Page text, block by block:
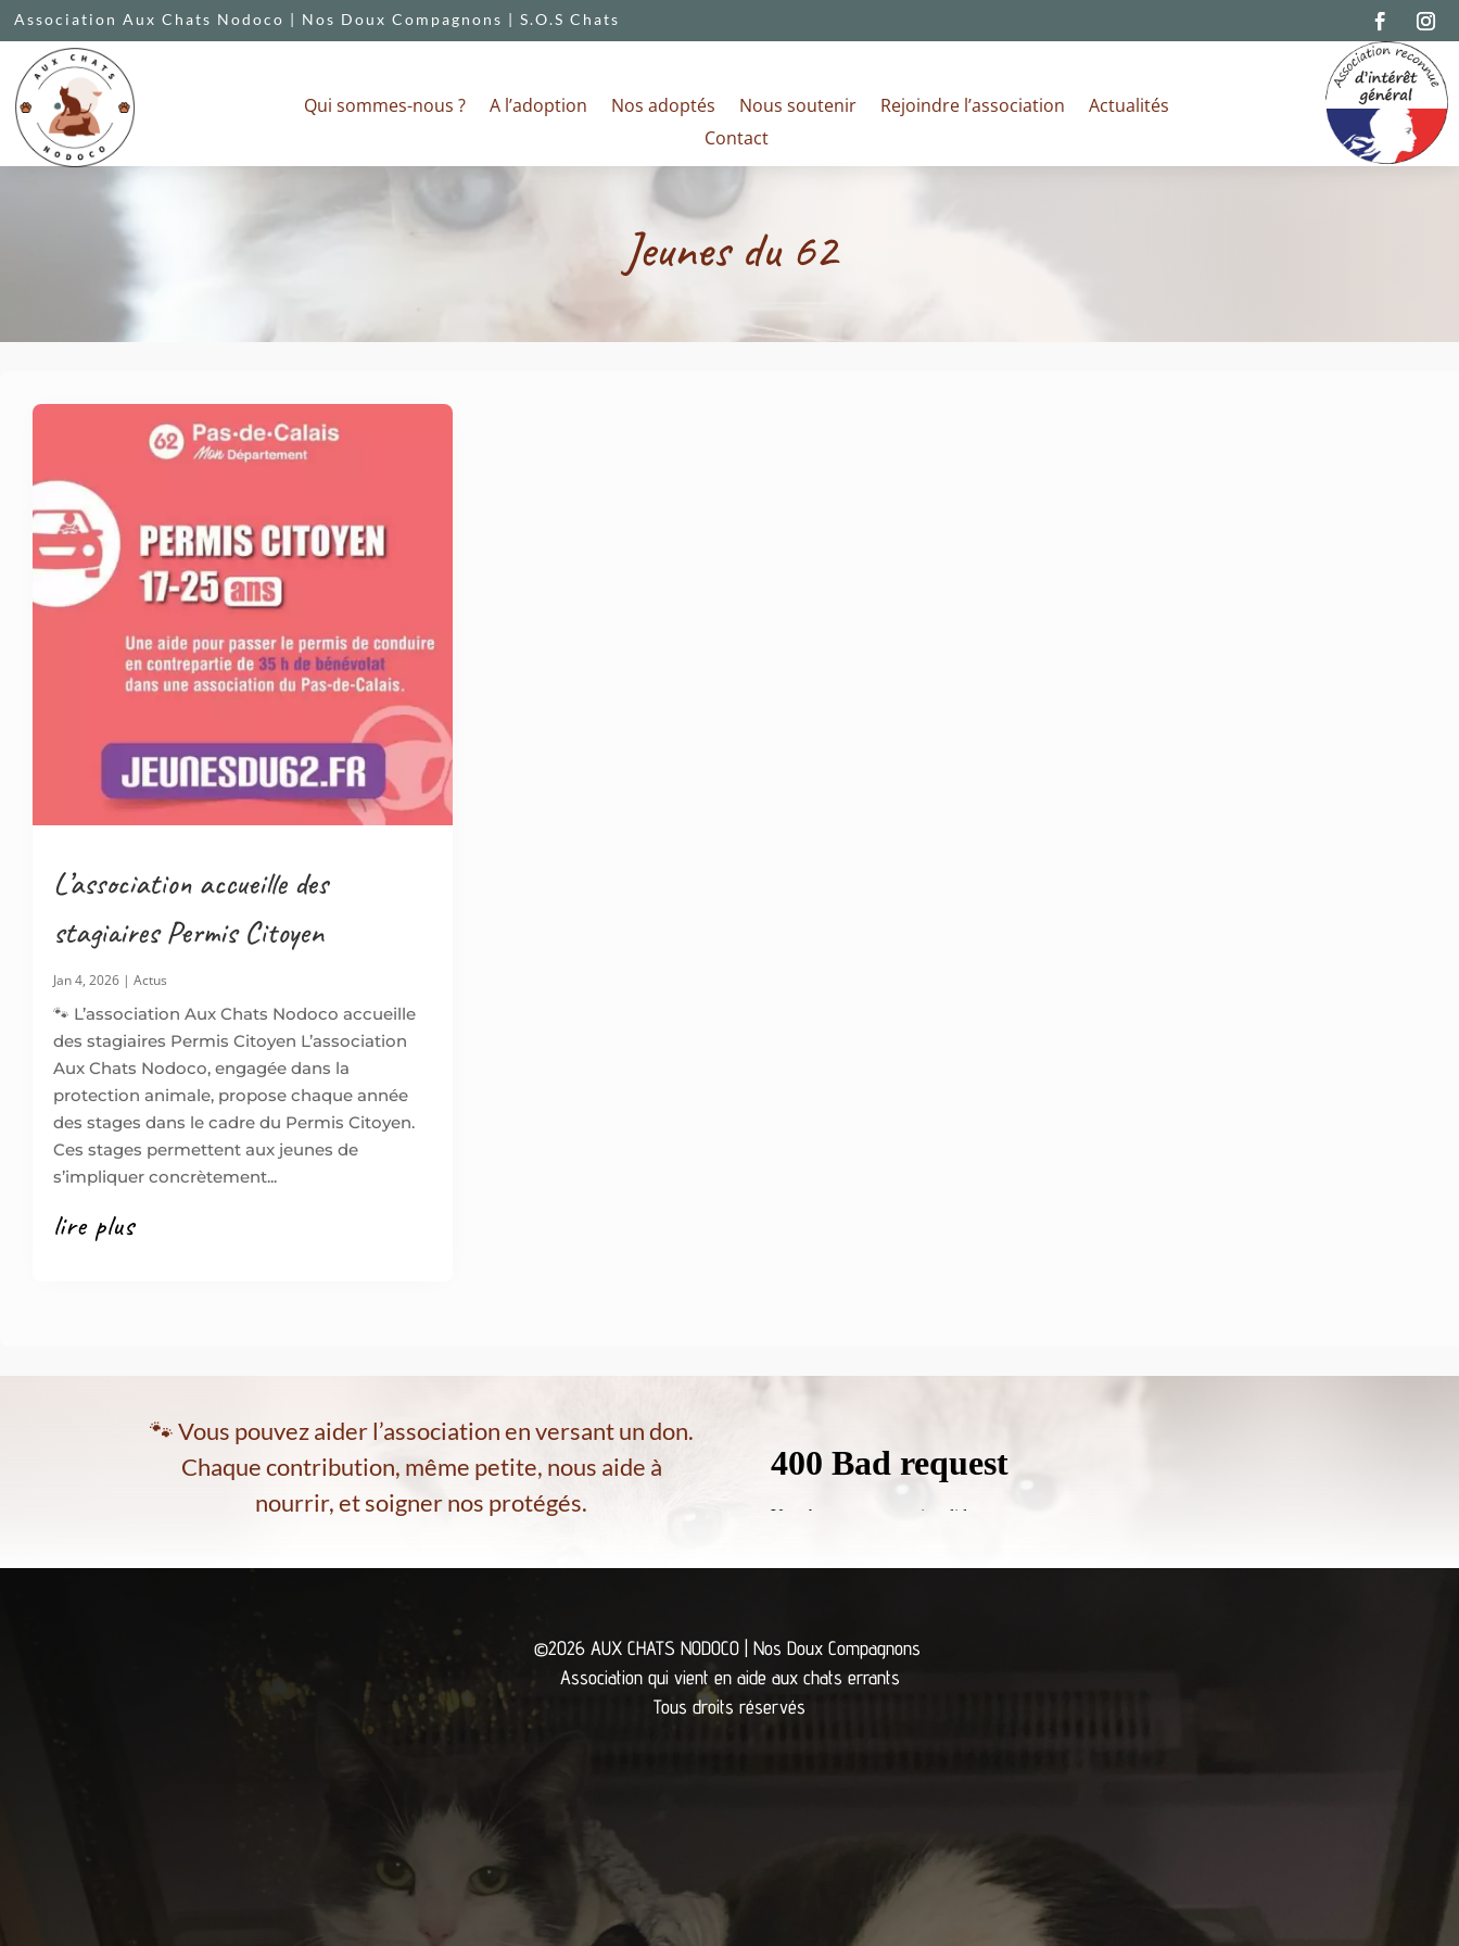
Association Aux Chats Nodoco | Nos Doux Compagnons | S.O.S Chats
Qui sommes-nous ? A l’adoption Nos adoptés Nous soutenir Rejoindre l’association
Actualités
Contact
Jeunes du 62
L’association accueille des
stagiaires Permis Citoyen
Jan 4, 2026 | Actus
🐾 L’association Aux Chats Nodoco accueille
des stagiaires Permis Citoyen L’association
Aux Chats Nodoco, engagée dans la
protection animale, propose chaque année
des stages dans le cadre du Permis Citoyen.
Ces stages permettent aux jeunes de
s’impliquer concrètement...
lire plus
🐾 Vous pouvez aider l’association en versant un don.
Chaque contribution, même petite, nous aide à
nourrir, et soigner nos protégés.
©2026 AUX CHATS NODOCO | Nos Doux Compagnons
Association qui vient en aide aux chats errants
Tous droits réservés